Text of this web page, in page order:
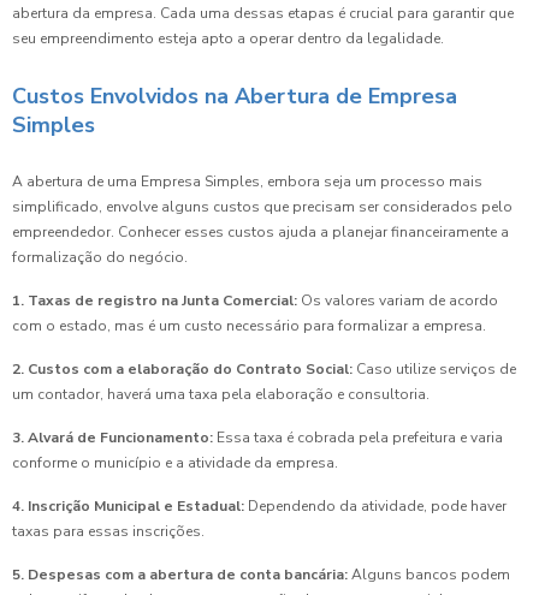
abertura da empresa. Cada uma dessas etapas é crucial para garantir que
seu empreendimento esteja apto a operar dentro da legalidade.
Custos Envolvidos na Abertura de Empresa
Simples
A abertura de uma Empresa Simples, embora seja um processo mais
simplificado, envolve alguns custos que precisam ser considerados pelo
empreendedor. Conhecer esses custos ajuda a planejar financeiramente a
formalização do negócio.
1. Taxas de registro na Junta Comercial: Os valores variam de acordo
com o estado, mas é um custo necessário para formalizar a empresa.
2. Custos com a elaboração do Contrato Social: Caso utilize serviços de
um contador, haverá uma taxa pela elaboração e consultoria.
3. Alvará de Funcionamento: Essa taxa é cobrada pela prefeitura e varia
conforme o município e a atividade da empresa.
4. Inscrição Municipal e Estadual: Dependendo da atividade, pode haver
taxas para essas inscrições.
5. Despesas com a abertura de conta bancária:Alguns bancos podem